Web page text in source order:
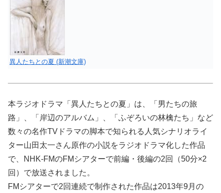
異人たちとの夏 (新潮文庫)
本ラジオドラマ「異人たちとの夏」は、「男たちの旅
路」、「岸辺のアルバム」、「ふぞろいの林檎たち」など
数々の名作TVドラマの脚本で知られる人気シナリオライ
ター山田太一さん原作の小説をラジオドラマ化した作品
で、NHK-FMのFMシアターで前編・後編の2回（50分×2
回）で放送されました。
FMシアターで2回連続で制作された作品は2013年9月の